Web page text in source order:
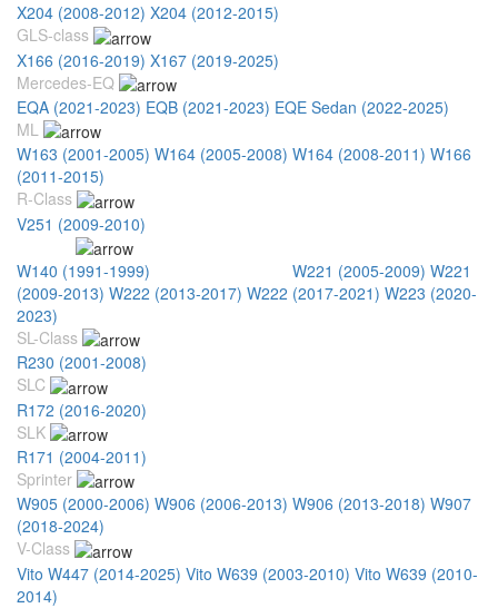
X204 (2008-2012) X204 (2012-2015)
GLS-class
X166 (2016-2019) X167 (2019-2025)
Mercedes-EQ
EQA (2021-2023) EQB (2021-2023) EQE Sedan (2022-2025)
ML
W163 (2001-2005) W164 (2005-2008) W164 (2008-2011) W166
(2011-2015)
R-Class
V251 (2009-2010)
W140 (1991-1999)
W221 (2005-2009) W221
(2009-2013) W222 (2013-2017) W222 (2017-2021) W223 (2020-
2023)
SL-Class
R230 (2001-2008)
SLC
R172 (2016-2020)
SLK
R171 (2004-2011)
Sprinter
W905 (2000-2006) W906 (2006-2013) W906 (2013-2018) W907
(2018-2024)
V-Class
Vito W447 (2014-2025) Vito W639 (2003-2010) Vito W639 (2010-
2014)